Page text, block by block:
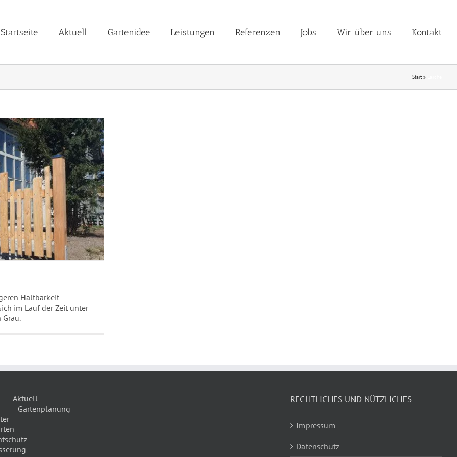
Startseite Aktuell Gartenidee Leistungen Referenzen Jobs Wir über uns Kontakt
Start»
Haltbarkeit
im Lauf der Zeit unter
Aktuell
Gartenplanung
RECHTLICHES UND NÜTZLICHES
Impressum
Datenschutz